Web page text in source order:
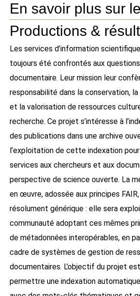
En savoir plus sur
Productions &
Les services d’information
toujours été confrontés aux
documentaire. Leur mission leur
responsabilité dans la conservation,
et la valorisation de ressources
recherche. Ce projet s’intéresse à
des publications dans une archive
l’exploitation de cette indexation
services aux chercheurs et aux
perspective de science ouverte. La
en œuvre, adossée aux principes
résolument générique : elle sera
communauté adoptant ces mêmes
de métadonnées interopérables, en
cadre de systèmes de gestion de
documentaires. L’objectif du projet
permettre une indexation